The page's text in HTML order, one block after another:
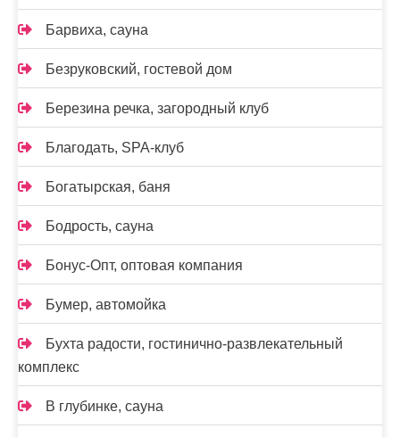
Барвиха, сауна
Безруковский, гостевой дом
Березина речка, загородный клуб
Благодать, SPA-клуб
Богатырская, баня
Бодрость, сауна
Бонус-Опт, оптовая компания
Бумер, автомойка
Бухта радости, гостинично-развлекательный
комплекс
В глубинке, сауна